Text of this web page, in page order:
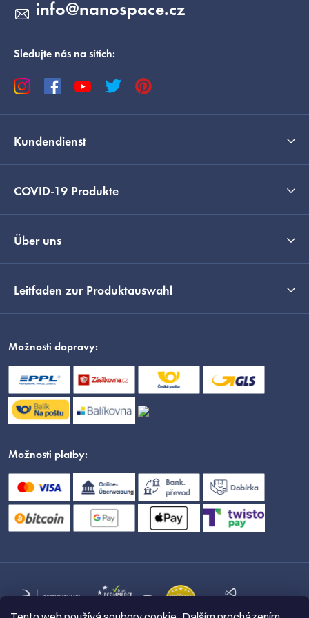
info@nanospace.cz
Sledujte nás na sítích:
Kundendienst
COVID-19 Produkte
Über uns
Leitfaden zur Produktauswahl
Možnosti dopravy:
Možnosti platby: